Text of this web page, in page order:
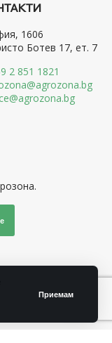
Приемам
1606
Ботев 17, ет. 7
2 851 1821
ни